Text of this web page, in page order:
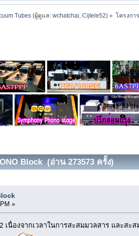
Tubes (ผู้ดูแล:wchatchai,Cijtele52) » โครงกา
Block (อ่าน 273573 ครั้ง)
»
เนื่องจากเวลาในการสะสมมวลสาร และสะ